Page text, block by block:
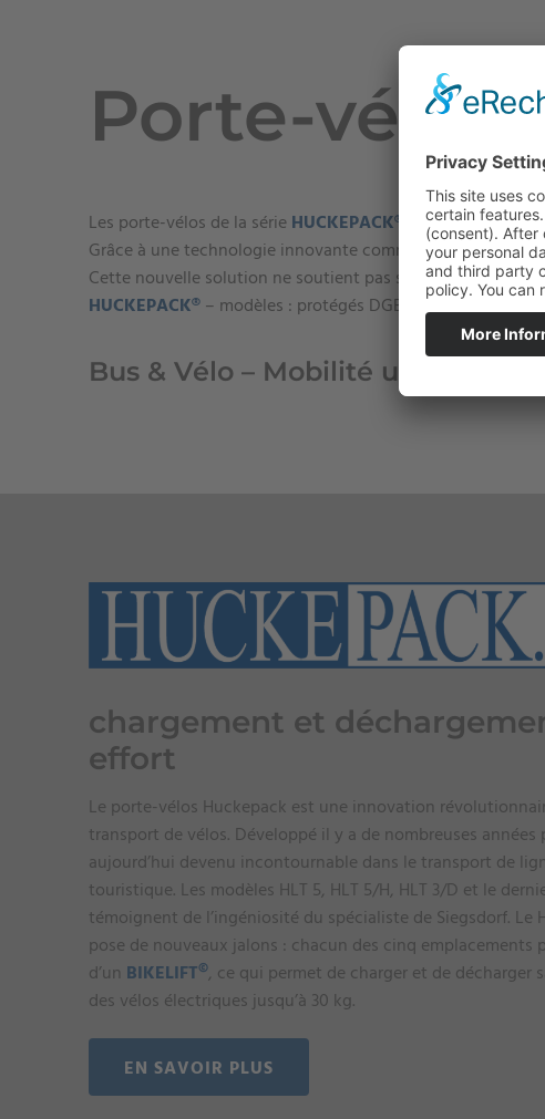
Porte-vélos
Les porte-vélos de la sérieHUCKEPACK®
vous offrent
Grâce à une technologie innovante comme le système
Cette nouvelle solution ne soutient pas seulement le
HUCKEPACK®– modèles : protégés DGBM.
Bus & Vélo – Mobilité urbaine et
chargement et
effort
Le porte-vélos Huckepack est une innovation
transport de vélos. Développé il y a de nombreuses années
aujourd’hui devenu incontournable dans le transport de
touristique. Les modèles HLT 5, HLT 5/H, HLT 3/D et le
témoignent de l’ingéniosité du spécialiste de Siegsdorf. Le
pose de nouveaux jalons : chacun des cinq emplacements
d’un BIKELIFT©, ce qui permet de charger et de décharger
des vélos électriques jusqu’à 30 kg.
EN SAVOIR PLUS